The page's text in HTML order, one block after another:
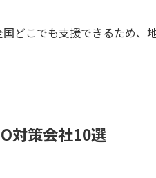
国どこでも支援できるため、
対策会社10選